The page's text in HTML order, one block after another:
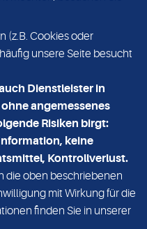
GmbH
(z.B. Cookies oder
unsere Seite besucht
Dienstleister in
angemessenes
Risiken birgt:
keine
Kontrollverlust.
die oben beschriebenen
mit Wirkung für die
finden Sie in unserer